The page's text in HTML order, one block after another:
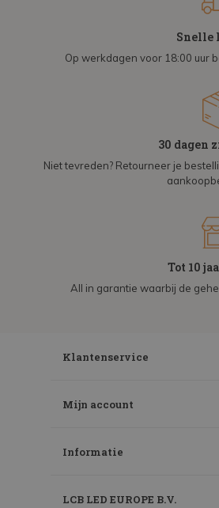
Snelle
Op werkdagen voor 18:00 uur
30 dagen
Niet tevreden? Retourneer je
Tot 10
All in garantie waarbij de
Klantenservice
Mijn account
Informatie
LCB LED EUROPE B.V.